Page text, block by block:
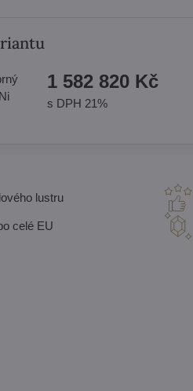
1 582 820 Kč
s DPH 21%
lustru
celé EU